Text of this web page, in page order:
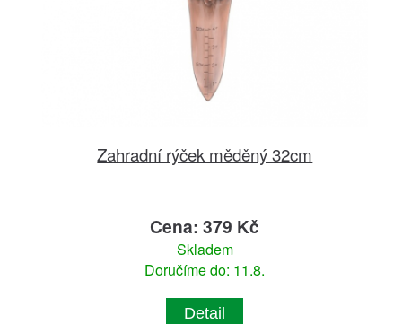
Zahradní rýček měděný 32cm
Cena: 379 Kč
Skladem
Doručíme do: 11.8.
Detail